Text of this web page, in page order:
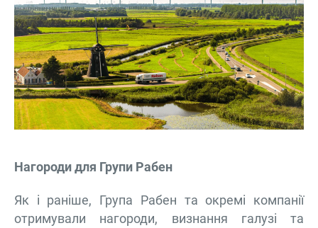
Нагороди для Групи Рабен
Як і раніше, Група Рабен та окремі компанії
отримували нагороди, визнання галузі та